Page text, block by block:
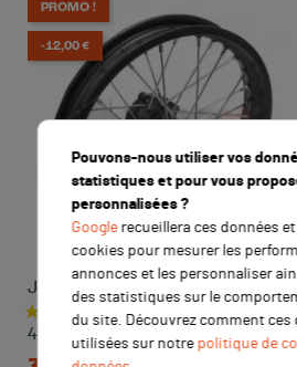
PROMO !
-12,00 €
Jante arrière acier 14' axe 15mm
Prix de base
49,00 €
Prix
Pouvons-nous utiliser vos
statistiques et pour vous
personnalisées ?
Googlerecueillera ces données
cookies pour mesurer les
annonces et les personnaliser
des statistiques sur le
du site. Découvrez comment ces
utilisées sur notre politique de